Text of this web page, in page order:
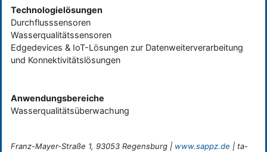
Technologielösungen
Durchflusssensoren
Wasserqualitätssensoren
Edgedevices & IoT-Lösungen zur Datenweiterverarbeitung
und Konnektivitätslösungen
Anwendungsbereiche
Wasserqualitätsüberwachung
Franz-Mayer-Straße 1, 93053 Regensburg | www.sappz.de | ta-